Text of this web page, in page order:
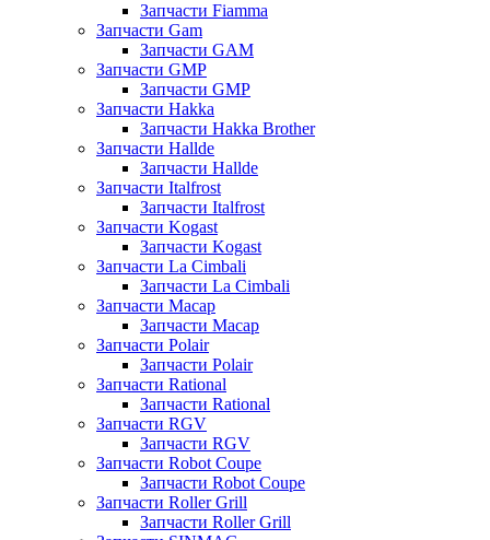
Запчасти Fiamma
Запчасти Gam
Запчасти GAM
Запчасти GMP
Запчасти GMP
Запчасти Hakka
Запчасти Hakka Brother
Запчасти Hallde
Запчасти Hallde
Запчасти Italfrost
Запчасти Italfrost
Запчасти Kogast
Запчасти Kogast
Запчасти La Cimbali
Запчасти La Cimbali
Запчасти Macap
Запчасти Macap
Запчасти Polair
Запчасти Polair
Запчасти Rational
Запчасти Rational
Запчасти RGV
Запчасти RGV
Запчасти Robot Coupe
Запчасти Robot Coupe
Запчасти Roller Grill
Запчасти Roller Grill